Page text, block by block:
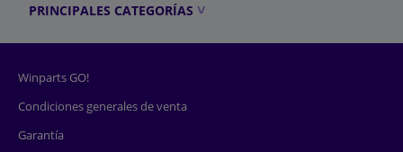
PRINCIPALES CATEGORÍAS
Winparts GO!
Condiciones generales de venta
Garantía